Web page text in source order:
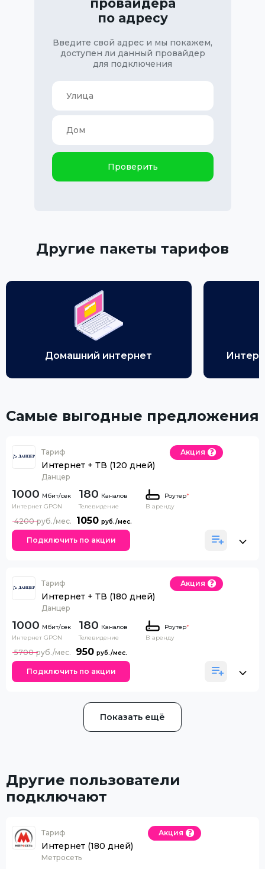
провайдера
по адресу
Введите свой адрес и мы покажем,
доступен ли данный провайдер
для подключения
Проверить
Другие пакеты тарифов
Домашний интернет
Самые выгодные предложения
Тариф
Интернет + ТВ (120 дней)
Данцер
Акция
1000
Интернет GPON
180 Каналов
Телевидение
Роутер*
В аренду
1050
4200
Подключить по акции
Тариф
Интернет + ТВ (180 дней)
Данцер
Акция
1000
Интернет GPON
180 Каналов
Телевидение
Роутер*
В аренду
950
5700
Подключить по акции
Показать ещё
Другие пользователи
подключают
Тариф
Интернет (180 дней)
Метросеть
Акция